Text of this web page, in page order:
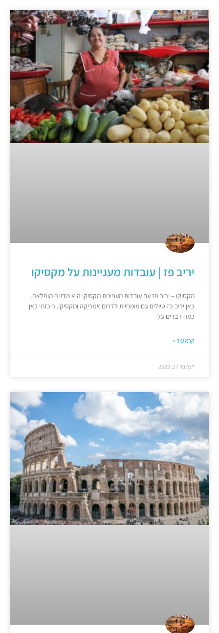
יריב פז | עובדות מעניינות על מקסיקו
מקסיקו – יריב פז עם עובדות מעניינות מקסיקו היא מדינה מופלאה.
כאן יריב פז טיולים עם מומחיות לדרום אמריקה ומקסיקו. ריכזתי כאן
כמה דברים על
קרא עוד »
דצמבר 27, 2023